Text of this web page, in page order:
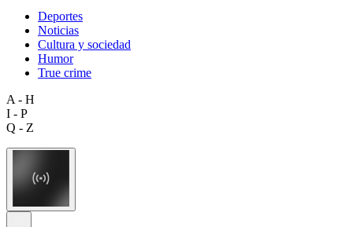
Deportes
Noticias
Cultura y sociedad
Humor
True crime
A - H
I - P
Q - Z